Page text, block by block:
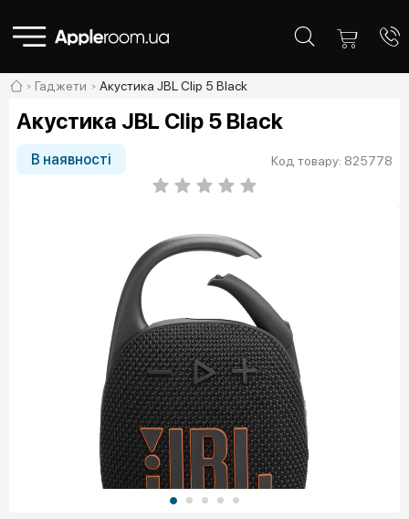
Гаджети Акустика JBL Clip 5 Black
Акустика JBL Clip 5 Black
В наявності Код товару: 825778